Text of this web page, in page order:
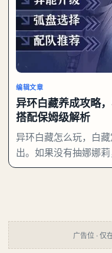
编辑文章
异环白藏养成攻略
搭配保姆级解析
异环白藏怎么玩，白
出。如果没有抽娜娜
话可以先用着。有娜
广告位 · 仅